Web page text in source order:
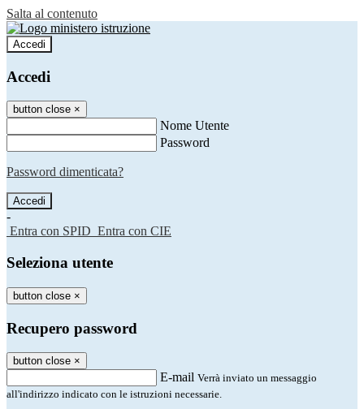
Salta al contenuto
Accedi
Accedi
button close ×
Nome Utente
Password
Password dimenticata?
-
Entra con SPID Entra con CIE
Seleziona utente
button close ×
Recupero password
button close ×
E-mail Verrà inviato un messaggio
all'indirizzo indicato con le istruzioni necessarie.